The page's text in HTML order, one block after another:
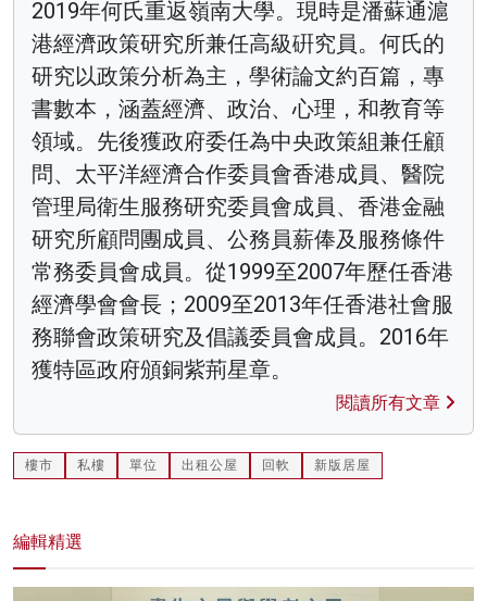
2019年何氏重返嶺南大學。現時是潘蘇通滬
港經濟政策研究所兼任高級硏究員。何氏的
研究以政策分析為主，學術論文約百篇，專
書數本，涵蓋經濟、政治、心理，和教育等
領域。先後獲政府委任為中央政策組兼任顧
問、太平洋經濟合作委員會香港成員、醫院
管理局衛生服務研究委員會成員、香港金融
研究所顧問團成員、公務員薪俸及服務條件
常務委員會成員。從1999至2007年歷任香港
經濟學會會長；2009至2013年任香港社會服
務聯會政策研究及倡議委員會成員。2016年
獲特區政府頒銅紫荊星章。
閱讀所有文章
樓市 私樓 單位 出租公屋 回軟 新版居屋
編輯精選